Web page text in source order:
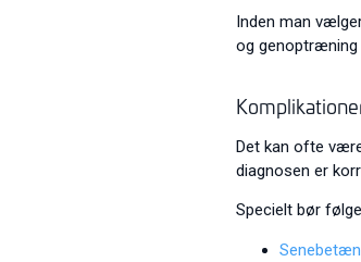
Inden man
og genoptræning
Det kan ofte
diagnosen er
Specielt bør